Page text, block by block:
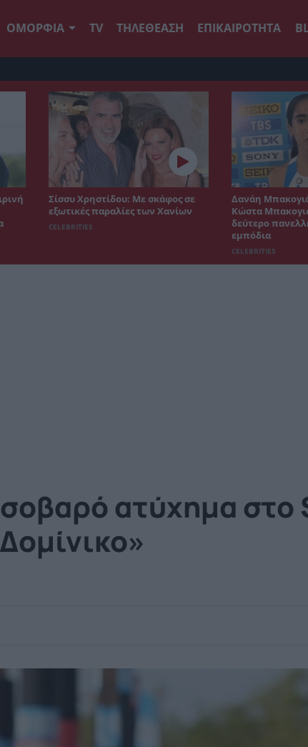
ΟΜΟΡΦΙΑ TV ΤΗΛΕΘΕΑΣΗ ΕΠΙΚΑΙΡΟΤΗΤΑ
Σίσσυ Χρηστίδου: Με σκάφος σε
εξωτικές παραλίες των Χανίων
CELEBRITIES
Δανάη
Κώστα
δεύτερο
εμπόδια
CELEBRITIES
σοβαρό ατύχημα